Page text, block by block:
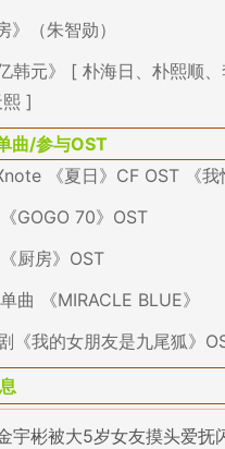
（朱智勋）
韩元》 [ 朴海日、朴熙顺
]
曲/参与OST
《夏日》CF OST 《我
GOGO 70》OST
厨房》OST
曲 《MIRACLE BLUE》
《我的女朋友是九尾狐》
宇彬被大5岁女友摸头爱抚